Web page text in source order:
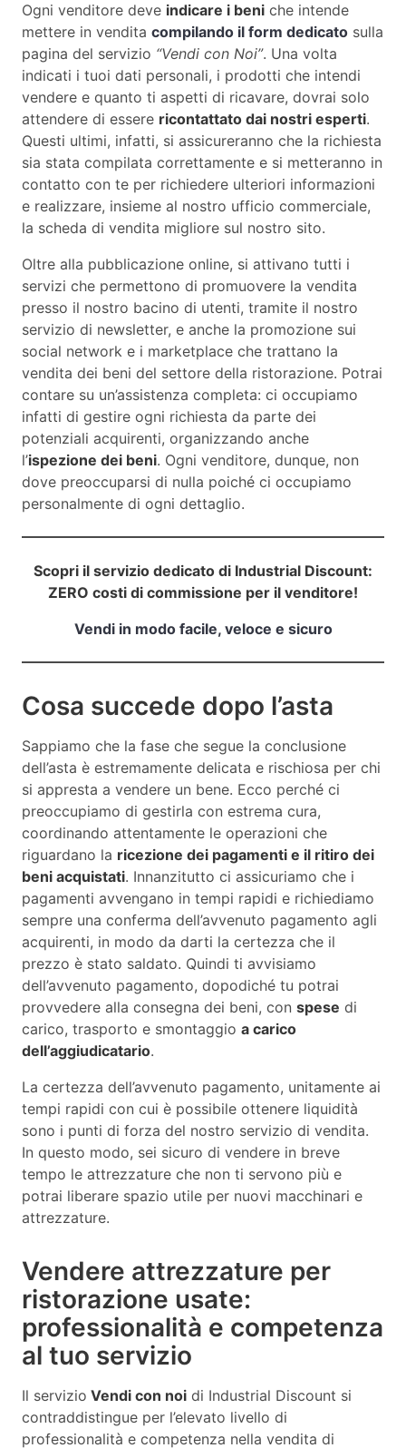
Ogni venditore deve indicare i beni che intende
mettere in vendita compilando il form dedicato sulla
pagina del servizio “Vendi con Noi”. Una volta
indicati i tuoi dati personali, i prodotti che intendi
vendere e quanto ti aspetti di ricavare, dovrai solo
attendere di essere ricontattato dai nostri esperti.
Questi ultimi, infatti, si assicureranno che la richiesta
sia stata compilata correttamente e si metteranno in
contatto con te per richiedere ulteriori informazioni
e realizzare, insieme al nostro ufficio commerciale,
la scheda di vendita migliore sul nostro sito.
Oltre alla pubblicazione online, si attivano tutti i
servizi che permettono di promuovere la vendita
presso il nostro bacino di utenti, tramite il nostro
servizio di newsletter, e anche la promozione sui
social network e i marketplace che trattano la
vendita dei beni del settore della ristorazione. Potrai
contare su un’assistenza completa: ci occupiamo
infatti di gestire ogni richiesta da parte dei
potenziali acquirenti, organizzando anche
l’ispezione dei beni. Ogni venditore, dunque, non
dove preoccuparsi di nulla poiché ci occupiamo
personalmente di ogni dettaglio.
Scopri il servizio dedicato di Industrial Discount:
ZERO costi di commissione per il venditore!
Vendi in modo facile, veloce e sicuro
Cosa succede dopo l’asta
Sappiamo che la fase che segue la conclusione
dell’asta è estremamente delicata e rischiosa per chi
si appresta a vendere un bene. Ecco perché ci
preoccupiamo di gestirla con estrema cura,
coordinando attentamente le operazioni che
riguardano la ricezione dei pagamenti e il ritiro dei
beni acquistati. Innanzitutto ci assicuriamo che i
pagamenti avvengano in tempi rapidi e richiediamo
sempre una conferma dell’avvenuto pagamento agli
acquirenti, in modo da darti la certezza che il
prezzo è stato saldato. Quindi ti avvisiamo
dell’avvenuto pagamento, dopodiché tu potrai
provvedere alla consegna dei beni, con spese di
carico, trasporto e smontaggio a carico
dell’aggiudicatario.
La certezza dell’avvenuto pagamento, unitamente ai
tempi rapidi con cui è possibile ottenere liquidità
sono i punti di forza del nostro servizio di vendita.
In questo modo, sei sicuro di vendere in breve
tempo le attrezzature che non ti servono più e
potrai liberare spazio utile per nuovi macchinari e
attrezzature.
Vendere attrezzature per
ristorazione usate:
professionalità e competenza
al tuo servizio
Il servizio Vendi con noi di Industrial Discount si
contraddistingue per l’elevato livello di
professionalità e competenza nella vendita di